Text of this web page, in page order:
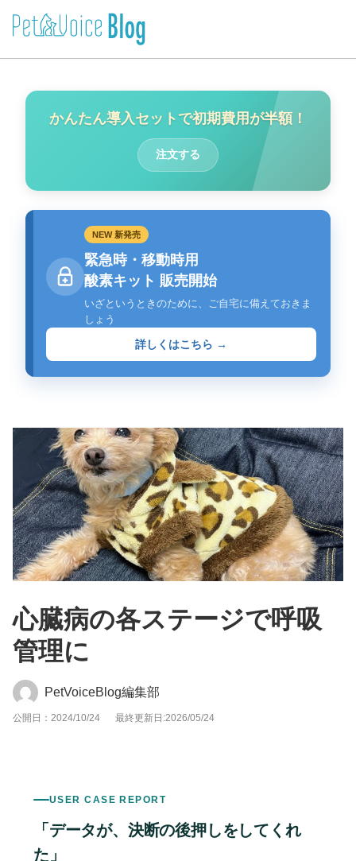
かんたん導入セットで初期費用が半額！
注文する
NEW 新発売
緊急時・移動時用
酸素キット 販売開始
いざというときのために、ご自宅に備えておきま
しょう
詳しくはこちら →
心臓病の各ステージで呼吸
管理に
PetVoiceBlog編集部
公開日：2024/10/24 最終更新日:2026/05/24
USER CASE REPORT
「データが、決断の後押しをしてくれ
た」